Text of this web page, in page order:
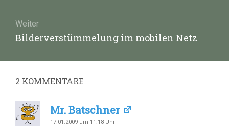
Weiter
Nächster
Bilderverstümmelung im mobilen Netz
2 KOMMENTARE
Mr. Batschner
17.01.2009 um 11:18 Uhr